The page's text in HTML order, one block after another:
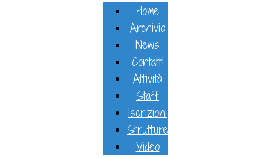
Home
Archivio
News
Contatti
Attività
Staff
Iscrizioni
Strutture
Video